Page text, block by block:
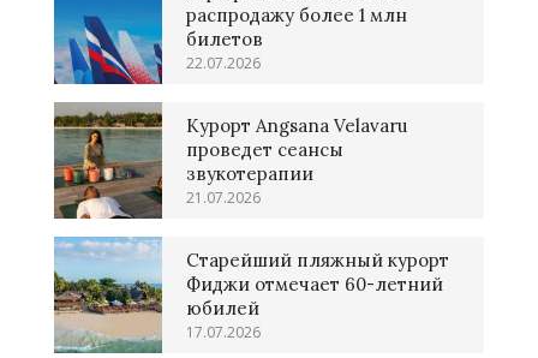
распродажу более 1 млн
билетов
22.07.2026
Курорт Angsana Velavaru
проведет сеансы
звукотерапии
21.07.2026
Старейший пляжный курорт
Фиджи отмечает 60-летний
юбилей
17.07.2026